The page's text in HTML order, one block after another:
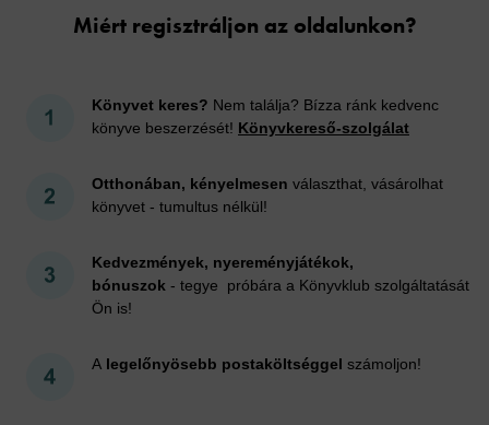
Miért regisztráljon az oldalunkon?
Könyvet keres? Nem találja? Bízza ránk kedvenc
könyve beszerzését! Könyvkereső-szolgálat
Otthonában, kényelmesen választhat, vásárolhat
könyvet - tumultus nélkül!
Kedvezmények, nyereményjátékok,
bónuszok - tegye próbára a Könyvklub szolgáltatását
Ön is!
A legelőnyösebb postaköltséggel számoljon!